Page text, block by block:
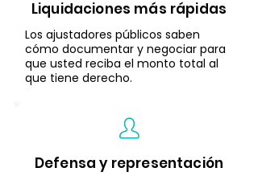
Liquidaciones más rápidas
Los ajustadores públicos saben
cómo documentar y negociar para
que usted reciba el monto total al
que tiene derecho.
Defensa y representación